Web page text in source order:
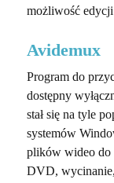
możliwość
Avidemux
Program do
dostępny
stał się na tyle
systemów
plików wideo do
DVD,